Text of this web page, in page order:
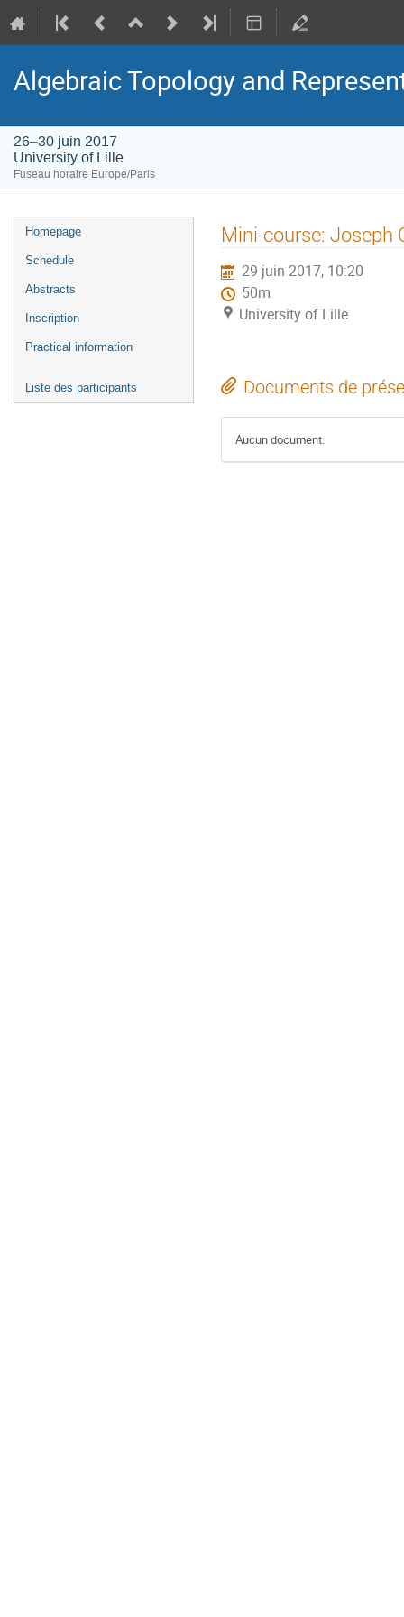
Algebraic Topology and
26–30 juin 2017
University of Lille
Fuseau horaire Europe/Paris
Menu
de
Homepage
Schedule
Abstracts
Inscription
Practical information
Liste des participants
Mini-course: Joseph
29 juin 2017, 10:20
50m
University of Lille
Documents de
Aucun document.